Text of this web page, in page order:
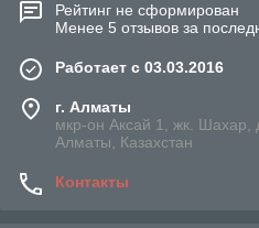
Рейтинг не сформирован
Менее 5 отзывов за
Работает с 03.03.2016
г. Алматы
мкр-он Аксай 1, жк.
Алматы, Казахстан
Контакты